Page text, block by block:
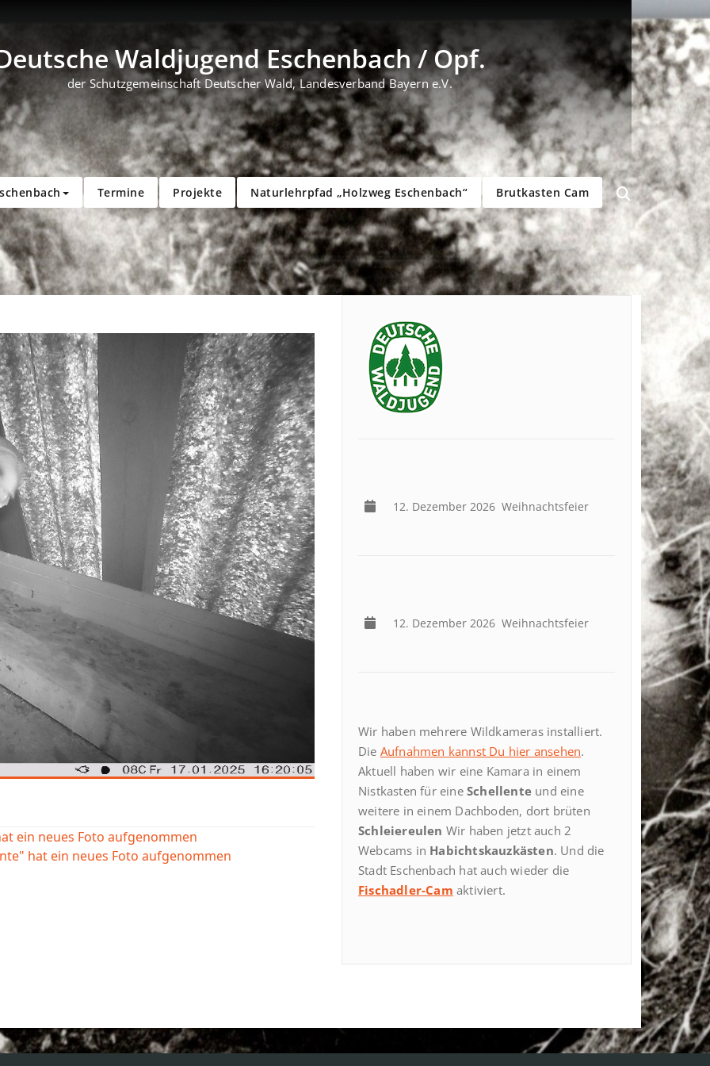
Waldjugend Eschenbach / Opf.
der Schutzgemeinschaft Deutscher Wald, Landesverband Bayern e.V.
Termine Projekte Naturlehrpfad „Holzweg Eschenbach“ Brutkasten Cam
ein neues Foto aufgenommen
hat ein neues Foto aufgenommen
12. Dezember 2026 Weihnachtsfeier
12. Dezember 2026 Weihnachtsfeier
Wir haben mehrere Wildkameras installiert.
Die Aufnahmen kannst Du hier ansehen.
Aktuell haben wir eine Kamara in einem
Nistkasten für eine Schellente und eine
weitere in einem Dachboden, dort brüten
Schleiereulen Wir haben jetzt auch 2
Webcams in Habichtskauzkästen. Und die
Stadt Eschenbach hat auch wieder die
Fischadler-Cam aktiviert.